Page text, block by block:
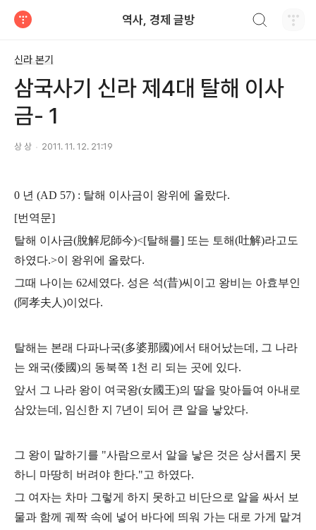
역사, 경제 글방
신라 본기
삼국사기 신라 제4대 탈해 이사
금- 1
상 상 2011. 11. 12. 21:19
0 년 (AD 57) : 탈해 이사금이 왕위에 올랐다.
[번역문]
탈해 이사금(脫解尼師今)<[탈해를] 또는 토해(吐解)라고도
하였다.>이 왕위에 올랐다.
그때 나이는 62세였다. 성은 석(昔)씨이고 왕비는 아효부인
(阿孝夫人)이었다.
탈해는 본래 다파나국(多婆那國)에서 태어났는데, 그 나라
는 왜국(倭國)의 동북쪽 1천 리 되는 곳에 있다.
앞서 그 나라 왕이 여국왕(女國王)의 딸을 맞아들여 아내로
삼았는데, 임신한 지 7년이 되어 큰 알을 낳았다.
그 왕이 말하기를 "사람으로서 알을 낳은 것은 상서롭지 못
하니 마땅히 버려야 한다."고 하였다.
그 여자는 차마 그렇게 하지 못하고 비단으로 알을 싸서 보
물과 함께 궤짝 속에
넣어 바다에 띄워 가는 대로 가게 맡겨